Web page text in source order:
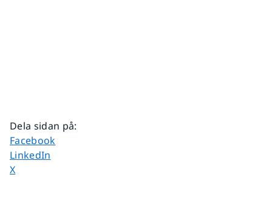
Dela sidan på:
Dela sidan på
Facebook
Dela sidan på
LinkedIn
Dela sidan på
X